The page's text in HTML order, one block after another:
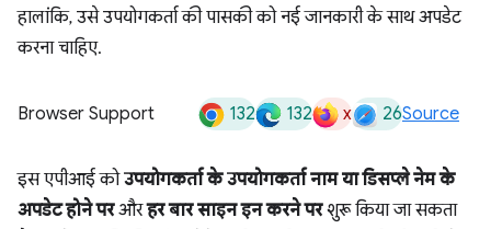
हालांकि, उसे उपयोगकर्ता की पासकी को नई जानकारी के साथ अपडेट
करना चाहिए.
Browser Support 132 132 x 26Source
इस एपीआई कोउपयोगकर्ता के उपयोगकर्ता नाम या डिसप्ले नेम के
अपडेट होने परऔरहर बार साइन इन करने परशुरू किया जा सकता